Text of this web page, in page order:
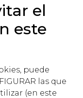
el
este
puede
las que
(en este